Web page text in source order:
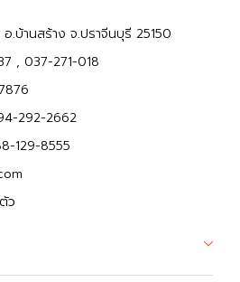
อ.บ้านสร้าง จ.ปราจีนบุรี 25150
, 037-271-018
292-2662
129-8555
ว